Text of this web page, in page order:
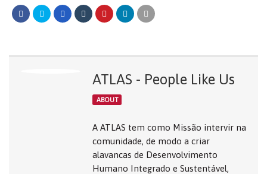
ATLAS - People Like Us
ABOUT
A ATLAS tem como Missão intervir na
comunidade, de modo a criar
alavancas de Desenvolvimento
Humano Integrado e Sustentável,